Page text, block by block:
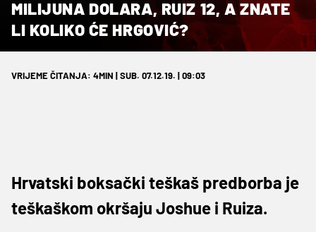
MILIJUNA DOLARA, RUIZ 12, A ZNATE
LI KOLIKO ĆE HRGOVIĆ?
VRIJEME ČITANJA: 4MIN | SUB. 07.12.19. | 09:03
Hrvatski boksački teškaš predborba je
teškaškom okršaju Joshue i Ruiza.